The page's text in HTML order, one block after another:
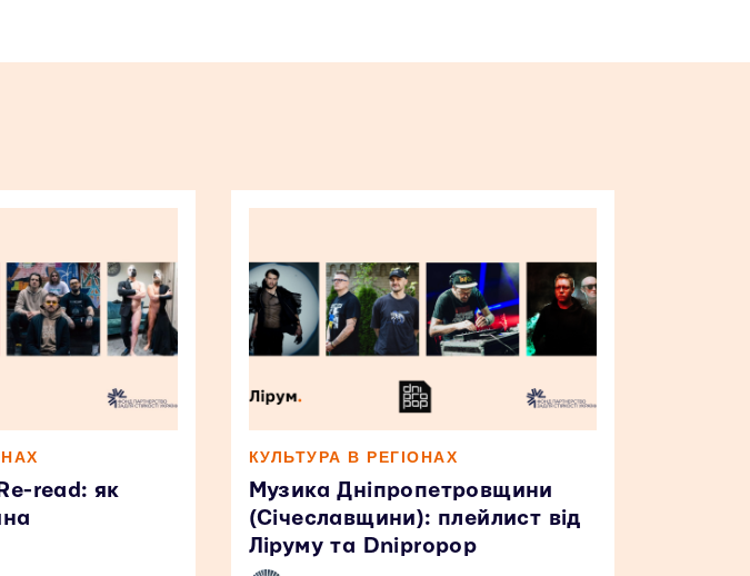
read: як
КУЛЬТУРА В РЕГІОНАХ
Музика Дніпропетровщини
(Січеславщини): плейлист від
Ліруму та Dnipropop